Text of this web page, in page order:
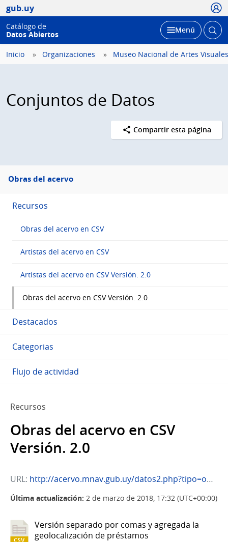
gub.uy
Catálogo de
Datos Abiertos
Desplegar
Menú Abrir
Inicio Organizaciones Museo Nacional de Artes Visuales
Conjuntos de Datos
Compartir esta página
Menú
lateral
Obras del acervo
Recursos
Obras del acervo en CSV
Artistas del acervo en CSV
Artistas del acervo en CSV Versión. 2.0
Obras del acervo en CSV Versión. 2.0
Destacados
Categorias
Flujo de actividad
Recursos
Obras del acervo en CSV
Versión. 2.0
URL: http://acervo.mnav.gub.uy/datos2.php?tipo=obras&encabezado=1
Última actualización: 2 de marzo de 2018, 17:32 (UTC+00:00)
Versión separado por comas y agregada la
geolocalización de préstamos